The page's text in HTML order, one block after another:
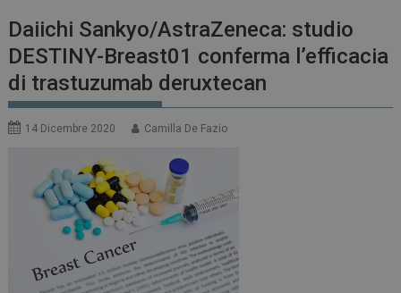
Daiichi Sankyo/AstraZeneca: studio
DESTINY-Breast01 conferma l’efficacia
di trastuzumab deruxtecan
14 Dicembre 2020 Camilla De Fazio